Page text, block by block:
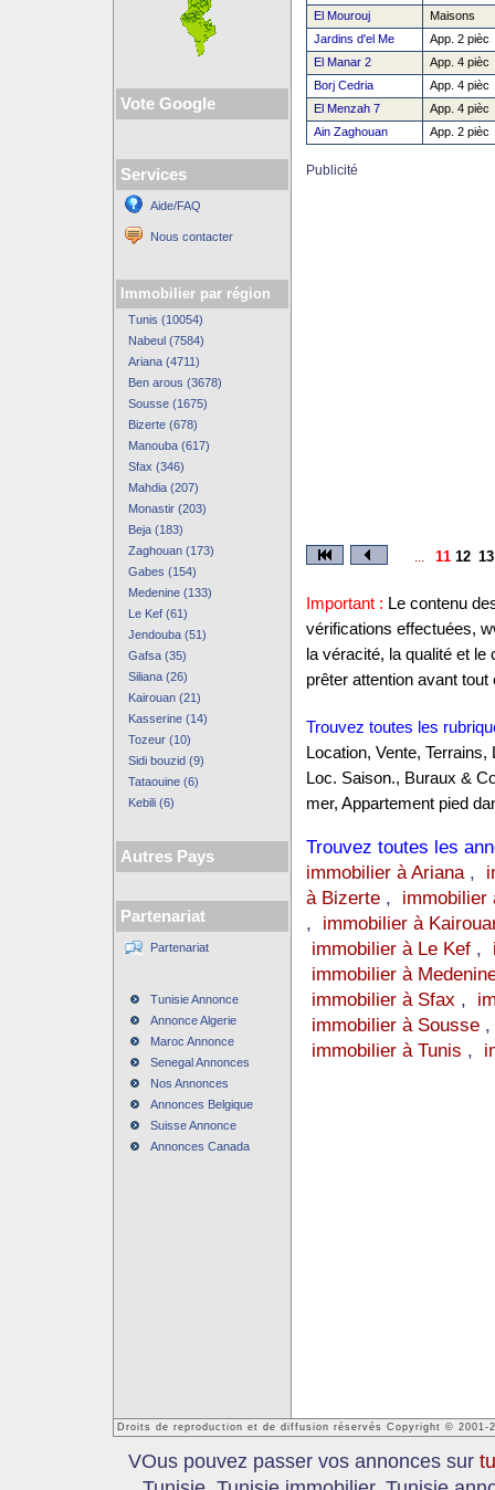
Vote Google
Services
Aide/FAQ
Nous contacter
Immobilier par région
Tunis (10054)
Nabeul (7584)
Ariana (4711)
Ben arous (3678)
Sousse (1675)
Bizerte (678)
Manouba (617)
Sfax (346)
Mahdia (207)
Monastir (203)
Beja (183)
Zaghouan (173)
Gabes (154)
Medenine (133)
Le Kef (61)
Jendouba (51)
Gafsa (35)
Siliana (26)
Kairouan (21)
Kasserine (14)
Tozeur (10)
Sidi bouzid (9)
Tataouine (6)
Kebili (6)
Autres Pays
Partenariat
Partenariat
Tunisie Annonce
Annonce Algerie
Maroc Annonce
Senegal Annonces
Nos Annonces
Annonces Belgique
Suisse Annonce
Annonces Canada
El Mourouj
Maisons
Jardins d'el Me
App. 2 pièc
El Manar 2
App. 4 pièc
Borj Cedria
App. 4 pièc
El Menzah 7
App. 4 pièc
Ain Zaghouan
App. 2 pièc
Publicité
... 11 12 13
Important : Le contenu
vérifications effectuées,
la véracité, la qualité et
prêter attention avant tout
Trouvez toutes les
Location, Vente,
Loc. Saison., Buraux &
mer, Appartement pied
Trouvez toutes les
immobilier à Ariana,
à Bizerte, immobilier
, immobilier à
immobilier à Le Kef,
immobilier à
immobilier à Sfax ,
immobilier à Sousse
immobilier à Tunis ,
Droits de reproduction et de diffusion réservés Copyright © 2001-
VOus pouvez passer vos annonces sur